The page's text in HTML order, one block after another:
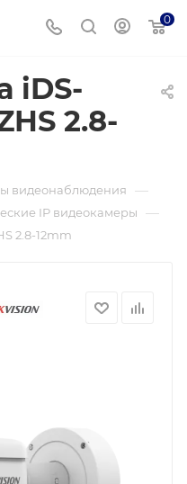
0
iDS-
2.8-
видеонаблюдения —
IP видеокамеры —
2.8-12mm